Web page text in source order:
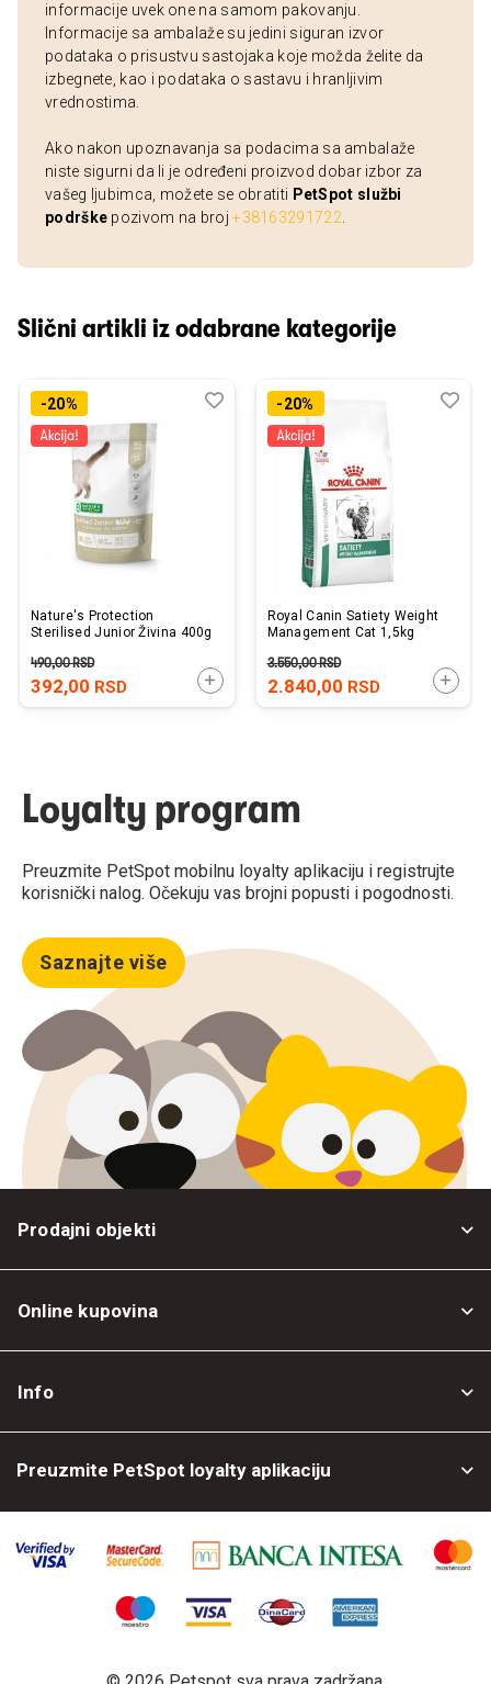
informacije uvek one na samom pakovanju.
Informacije sa ambalaže su jedini siguran izvor
podataka o prisustvu sastojaka koje možda želite da
izbegnete, kao i podataka o sastavu i hranljivim
vrednostima.
Ako nakon upoznavanja sa podacima sa ambalaže
niste sigurni da li je određeni proizvod dobar izbor za
vašeg ljubimca, možete se obratiti PetSpot službi
podrške pozivom na broj+38163291722
Slični artikli iz odabrane kategorije
-20%
Nature's Protection
Sterilised Junior Živina 400g
392,00 RSD
490,00RSD
DODAJTE U KORPU
Dodaj
Uporedi-20%
Royal Canin Satiety Weight
Management Cat 1,5kg
2.840,00 RSD
3.550,00RSD
Loyalty program
Preuzmite PetSpot mobilnu loyalty aplikaciju i registrujte
korisnički nalog. Očekuju vas brojni popusti i pogodnosti.
Saznajte više
Prodajni objekti
Online kupovina
Info
Preuzmite PetSpot loyalty aplikaciju